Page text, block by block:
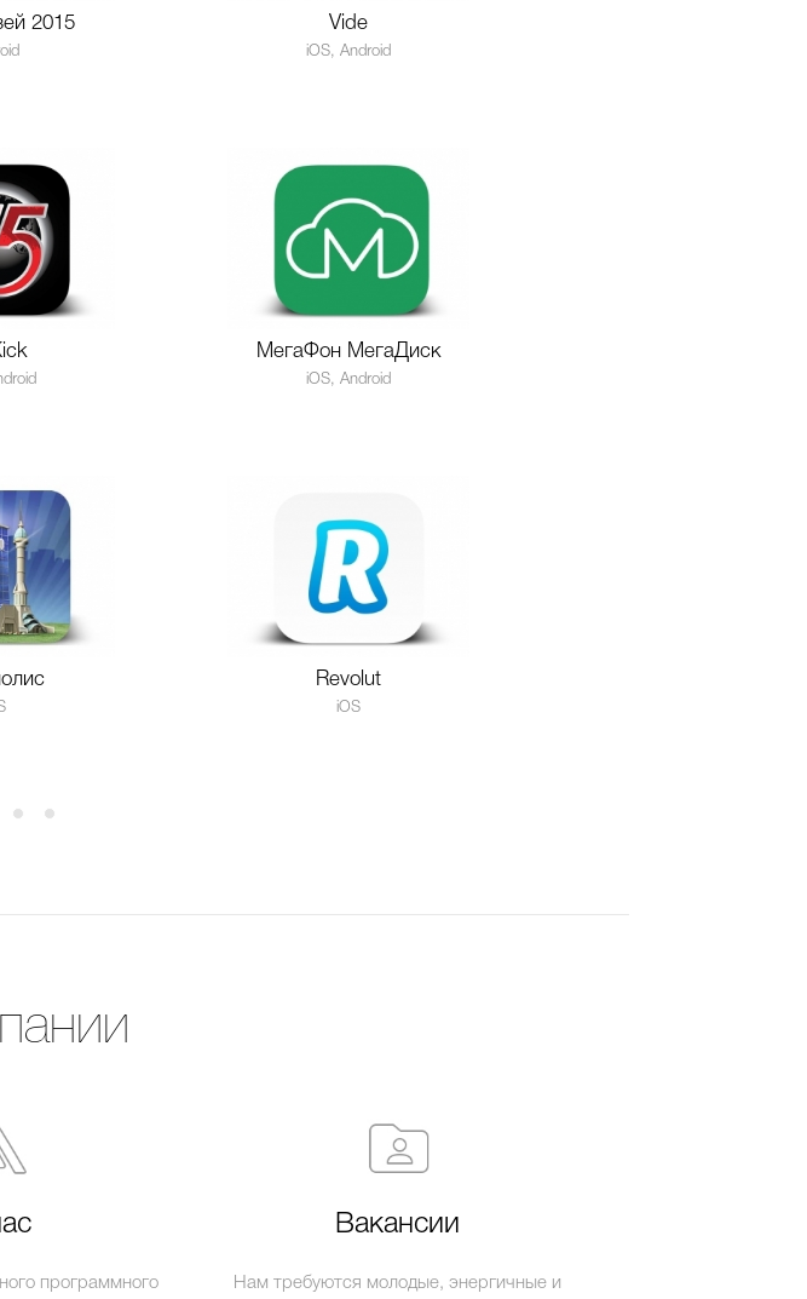
2015 Vide
iOS, Android
МегаФон МегаДиск
iOS, Android
Revolut
iOS
программного
Вакансии
Нам требуются молодые, энергичные и